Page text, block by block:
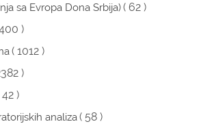
sa Evropa Dona Srbija)( 62 )
)
( 1012 )
)
42 )
analiza( 58 )